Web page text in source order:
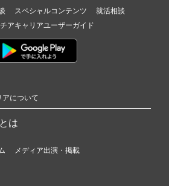
スペシャルコンテンツ
就活相談
チアキャリアユーザーガイド
アについて
は
メディア出演・掲載